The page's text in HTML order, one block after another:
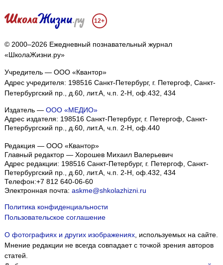
12+
© 2000–2026 Ежедневный познавательный журнал
«ШколаЖизни.ру»
Учредитель — ООО «Квантор»
Адрес учредителя: 198516 Санкт-Петербург, г. Петергоф, Санкт-
Петербургский пр., д.60, лит.А, ч.п. 2-Н, оф.432, 434
Издатель — ООО «МЕДИО»
Адрес издателя: 198516 Санкт-Петербург, г. Петергоф, Санкт-
Петербургский пр., д.60, лит.А, ч.п. 2-Н, оф.440
Редакция — ООО «Квантор»
Главный редактор — Хорошев Михаил Валерьевич
Адрес редакции: 198516 Санкт-Петербург, г. Петергоф Санкт-
Петербургский пр., д.60, лит.А, ч.п. 2-Н, оф.432, 434
Телефон:+7 812 640-06-60
Электронная почта: askme@shkolazhizni.ru
Политика конфиденциальности
Пользовательское соглашение
О фотографиях и других изображениях, используемых на сайте.
Мнение редакции не всегда совпадает с точкой зрения авторов
статей.